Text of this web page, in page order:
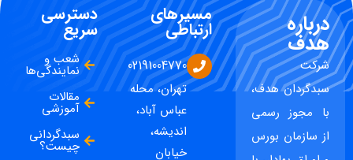
درباره
هدف
شرکت
سبدگردان هدف،
با مجوز رسمی
از سازمان بورس
مسیرهای
ارتباطی
02191004770
تهران، محله
عباس آباد،
اندیشه،
خیابان
دسترسی
سریع
شعب و
نمایندگی‌ها
مقالات
آموزشی
سبدگردانی
چیست؟